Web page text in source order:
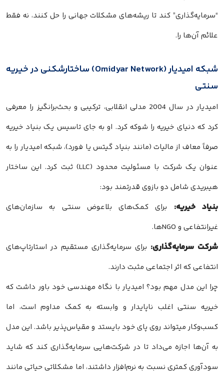
“سرمایه‌گذاری” کند تا ریشه‌های مشکلات جهانی را حل کنند، نه فقط
علائم آن‌ها را.
شبکه امیدیار (Omidyar Network) ساختارشکنی در خیریه
سنتی
امیدیار در سال 2004 مدلی انقلابی، ترکیبی و بحث‌برانگیز را معرفی
کرد که دنیای خیریه را شوکه کرد. او به جای تاسیس یک بنیاد خیریه
صرفاً معاف از مالیات (مانند بنیاد گیتس یا فورد)، شبکه امیدیار را به
عنوان یک شرکت با مسئولیت محدود (LLC) ثبت کرد. این ساختار
هیبریدی شامل دو بازوی قدرتمند بود:
بنیاد خیریه: برای کمک‌های بلاعوض سنتی به سازمان‌های
غیرانتفاعی و NGOها.
شرکت سرمایه‌گذاری: برای سرمایه‌گذاری مستقیم در استارتاپ‌های
انتفاعی که اثر اجتماعی مثبت دارند.
چرا این مدل مهم بود؟ امیدیار با نگاه مهندسی خود باور داشت که
خیریه سنتی اغلب ناپایدار و وابسته به کمک مداوم است، اما
کسب‌وکار میتواند روی پای خود بایستد و مقیاس‌پذیر باشد. این مدل
به آن‌ها اجازه می‌داد تا در شرکت‌هایی سرمایه‌گذاری کند که شاید
سودآوری کمتری نسبت به نرم‌افزار داشتند، اما مشکلاتی حیاتی مانند